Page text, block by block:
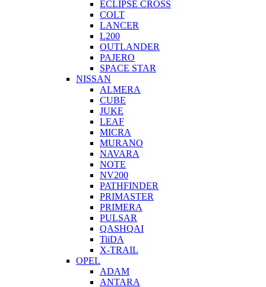
ECLIPSE CROSS
COLT
LANCER
L200
OUTLANDER
PAJERO
SPACE STAR
NISSAN
ALMERA
CUBE
JUKE
LEAF
MICRA
MURANO
NAVARA
NOTE
NV200
PATHFINDER
PRIMASTER
PRIMERA
PULSAR
QASHQAI
TiiDA
X-TRAIL
OPEL
ADAM
ANTARA